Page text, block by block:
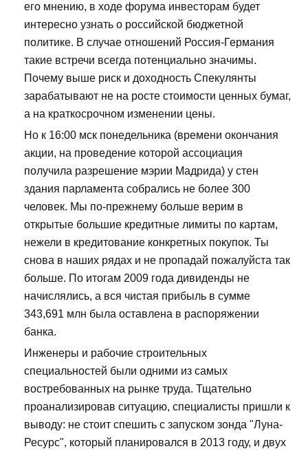
его мнению, в ходе форума инвесторам будет
интересно узнать о российской бюджетной
политике. В случае отношений Россия-Германия
такие встречи всегда потенциально значимы.
Почему выше риск и доходность Спекулянты
зарабатывают не на росте стоимости ценных бумаг,
а на краткосрочном изменении цены.
Но к 16:00 мск понедельника (времени окончания
акции, на проведение которой ассоциация
получила разрешение мэрии Мадрида) у стен
здания парламента собрались не более 300
человек. Мы по-прежнему больше верим в
открытые большие кредитные лимиты по картам,
нежели в кредитование конкретных покупок. Ты
снова в наших рядах и не пропадай пожалуйста так
больше. По итогам 2009 года дивиденды не
начислялись, а вся чистая прибыль в сумме
343,691 млн была оставлена в распоряжении
банка.
Инженеры и рабочие строительных
специальностей были одними из самых
востребованных на рынке труда. Тщательно
проанализировав ситуацию, специалисты пришли к
выводу: не стоит спешить с запуском зонда "Луна-
Ресурс", который планировался в 2013 году, и двух